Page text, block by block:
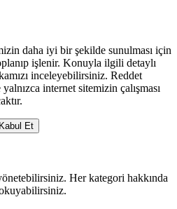
daha iyi bir şekilde sunulması için
işlenir. Konuyla ilgili detaylı
inceleyebilirsiniz. Reddet
internet sitemizin çalışması
Et
Her kategori hakkında